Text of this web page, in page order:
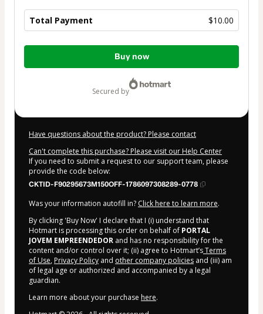
Total Payment $10.00
Total
$10.00
Buy now
secured by
Have questions about the product? Please contact
Can't complete this purchase? Please visit our Help Center
If you need to submit a request to our support team, please
provide the code below:
CKTID-F90295673M150OFF-1786097308289-0778
Was your information autofill in? Click here to learn more.
By clicking 'Buy Now' I declare that I (i) understand that
Hotmart is processing this order on behalf of PORTAL
JOVEM EMPREENDEDOR and has no responsibility for the
content and/or control over it; (ii) agree to Hotmart’sTerms
of Use, Privacy Policy and other company policies and (iii) am
of legal age or authorized and accompanied by a legal
guardian.
Learn more about your purchase here.